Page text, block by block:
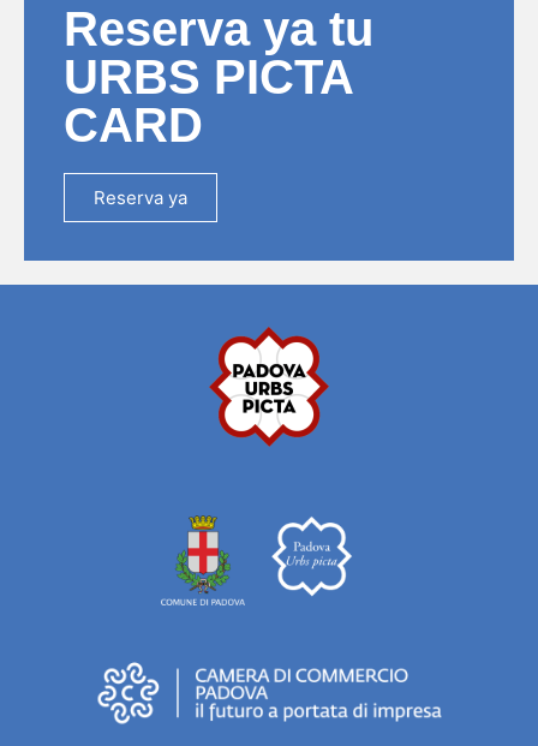
Reserva ya tu
URBS PICTA
CARD
Reserva ya